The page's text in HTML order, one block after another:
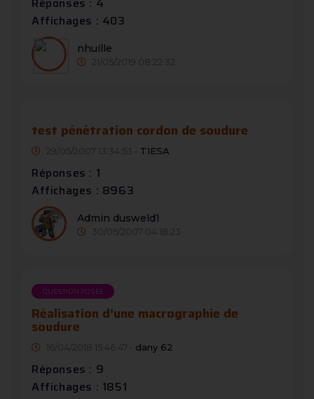
Affichages : 403
nhuille
21/05/2019 08:22:32
test pénétration cordon de soudure
29/05/2007 13:34:53 - TIESA
Réponses : 1
Affichages : 8963
Admin dusweld1
30/05/2007 04:18:23
QUESTION POSÉE
Réalisation d'une macrographie de
soudure
16/04/2018 15:46:47 - dany 62
Réponses : 9
Affichages : 1851